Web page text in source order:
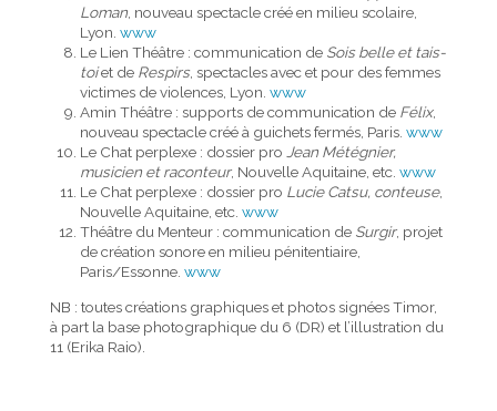
Loman, nouveau spectacle créé en milieu scolaire,
Lyon. www
Le Lien Théâtre : communication de Sois belle et tais-
toiet de Respirs, spectacles avec et pour des femmes
victimes de violences, Lyon. www
Amin Théâtre : supports de communication de Félix,
nouveau spectacle créé à guichets fermés, Paris. www
Le Chat perplexe : dossier pro Jean Métégnier,
musicien et raconteur, Nouvelle Aquitaine, etc. www
Le Chat perplexe : dossier pro Lucie Catsu, conteuse,
Nouvelle Aquitaine, etc. www
Théâtre du Menteur : communication de Surgir, projet
de création sonore en milieu pénitentiaire,
Paris/Essonne. www
NB : toutes créations graphiques et photos signées Timor,
à part la base photographique du 6 (DR) et l’illustration du
11 (Erika Raio).